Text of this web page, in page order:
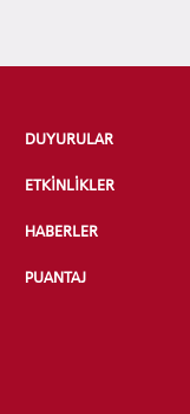
DUYURULAR
ETKİNLİKLER
HABERLER
PUANTAJ